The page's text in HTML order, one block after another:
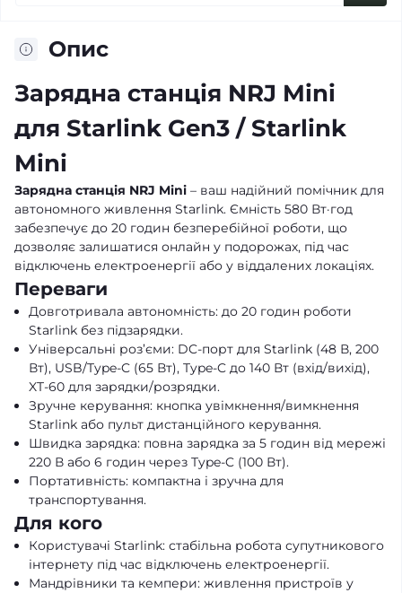
Опис
Зарядна станція NRJ Mini
для Starlink Gen3 / Starlink
Mini
Зарядна станція NRJ Mini – ваш надійний помічник для
автономного живлення Starlink. Ємність 580 Вт·год
забезпечує до 20 годин безперебійної роботи, що
дозволяє залишатися онлайн у подорожах, під час
відключень електроенергії або у віддалених локаціях.
Переваги
Довготривала автономність: до 20 годин роботи
Starlink без підзарядки.
Універсальні роз’єми: DC-порт для Starlink (48 В, 200
Вт), USB/Type-C (65 Вт), Type-C до 140 Вт (вхід/вихід),
XT-60 для зарядки/розрядки.
Зручне керування: кнопка увімкнення/вимкнення
Starlink або пульт дистанційного керування.
Швидка зарядка: повна зарядка за 5 годин від мережі
220 В або 6 годин через Type-C (100 Вт).
Портативність: компактна і зручна для
транспортування.
Для кого
Користувачі Starlink: стабільна робота супутникового
інтернету під час відключень електроенергії.
Мандрівники та кемпери: живлення пристроїв у